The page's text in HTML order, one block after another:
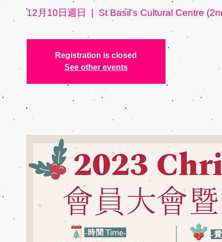
12月10日週日 St Basil's Cultural Centre
Registration is closed
See other events